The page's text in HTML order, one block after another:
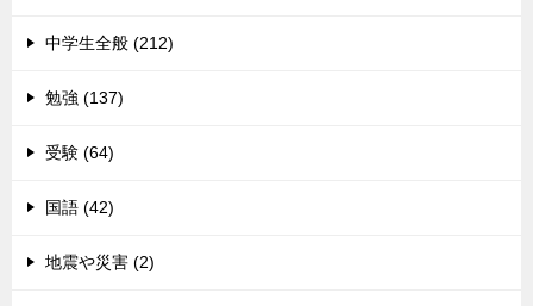
中学生全般 (212)
勉強 (137)
受験 (64)
国語 (42)
地震や災害 (2)